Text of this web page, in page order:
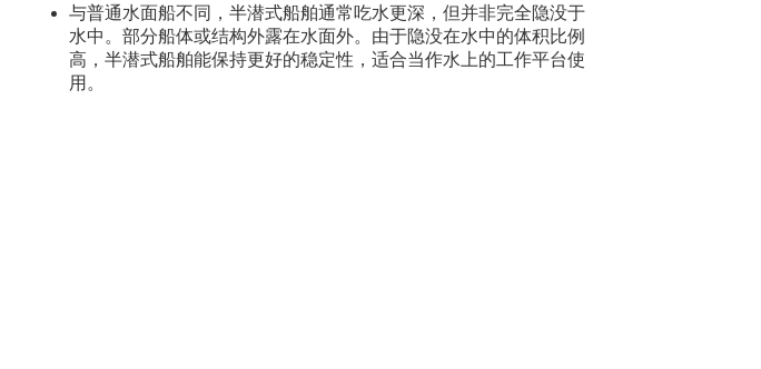
与普通水面船不同，半潜式船舶通常吃水更深，但并非完全隐没于
水中。部分船体或结构外露在水面外。由于隐没在水中的体积比例
高，半潜式船舶能保持更好的稳定性，适合当作水上的工作平台使
用。